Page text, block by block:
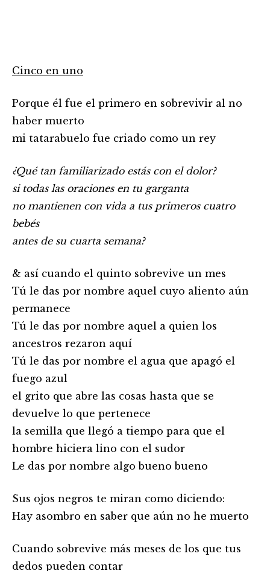
Cinco en uno
Porque él fue el primero en sobrevivir al no
haber muerto
mi tatarabuelo fue criado como un rey
¿Qué tan familiarizado estás con el dolor?
si todas las oraciones en tu garganta
no mantienen con vida a tus primeros cuatro
bebés
antes de su cuarta semana?
& así cuando el quinto sobrevive un mes
Tú le das por nombre aquel cuyo aliento aún
permanece
Tú le das por nombre aquel a quien los
ancestros rezaron aquí
Tú le das por nombre el agua que apagó el
fuego azul
el grito que abre las cosas hasta que se
devuelve lo que pertenece
la semilla que llegó a tiempo para que el
hombre hiciera lino con el sudor
Le das por nombre algo bueno bueno
Sus ojos negros te miran como diciendo:
Hay asombro en saber que aún no he muerto
Cuando sobrevive más meses de los que tus
dedos pueden contar